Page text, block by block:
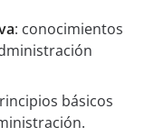
: conocimientos
básicos